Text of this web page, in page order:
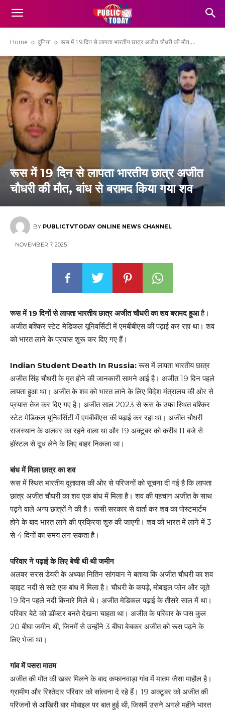
Home दुनिया रूस में 19 दिन से लापता भारतीय छात्र अजीत चौधरी की मौत,...
रूस में 19 दिन से लापता भारतीय छात्र अजीत
चौधरी की मौत, बांध से बरामद किया गया शव
BY PUBLICTVTODAY ONLINE NEWS CHANNEL
NOVEMBER 7, 2025
रूस में 19 दिनों से लापता भारतीय छात्र अजीत चौधरी का शव बरामद हुआहै।
अजीत बश्किर स्टेट मेडिकल यूनिवर्सिटी में एमबीबीएस की पढ़ाई कर रहा था। शव
को भारत लाने के प्रयास शुरू कर दिए गए हैं।
Indian Student Death In Russia:रूस में लापता भारतीय छात्र
अजीत सिंह चौधरी के मृत होने की जानकारी सामने आई है। अजीत 19 दिन पहले
लापता हुआ था। अजीत के शव को भारत लाने के लिए विदेश मंत्रालय की ओर से
प्रयास तेज कर दिए गए है। अजीत साल 2023 से रूस के उफा स्थित बश्किर
स्टेट मेडिकल यूनिवर्सिटी में एमबीबीएस की पढ़ाई कर रहा था। अजीत चौधरी
राजस्थान के अलवर का रहने वाला था और 19 अक्टूबर को करीब 11 बजे से
हॉस्टल से दूध लेने के लिए बाहर निकला था।
बांध में मिला छात्र का शव
रूस में स्थित भारतीय दूतावास की ओर से परिजनों को सूचना दी गई है कि लापता
छात्र अजीत चौधरी का शव एक बांध में मिला है। शव की पहचान अजीत के साथ
पढ़ने वाले अन्य छात्रों ने की है। रूसी सरकार से वार्ता कर शव का पोस्टमार्टम
होने के बाद भारत लाने की प्रक्रिया शुरु की जाएगी। शव को भारत में लाने में 3
से 4 दिनों का समय लग सकता है।
परिवार ने पढ़ाई के लिए बेची थी थी जमीन
अलवर सरस डेयरी के अध्यक्ष नितिन सांगवान ने बताया कि अजीत चौधरी का शव
व्हाइट नदी से सटे एक बांध में मिला है। चौधरी के कपड़े, मोबाइल फोन और जूते
19 दिन पहले नदी किनारे मिले थे। अजीत मेडिकल पढ़ाई के तीसरे साल में था।
परिवार बेटे को डॉक्टर बनते देखना चाहता था। अजीत के परिवार के पास कुल
20 बीघा जमीन थी, जिनमें से उन्होंने 3 बीघा बेचकर अजीत को रूस पढ़ने के
लिए भेजा था।
गांव में पसरा मातम
अजीत की मौत की खबर मिलने के बाद कफानवाड़ा गांव में मातम जैसा माहौल है।
ग्रामीण और रिश्तेदार परिवार को सांत्वना दे रहे हैं। 19 अक्टूबर को अजीत की
परिजनों से आखिरी बार मोबाइल पर बात हुई थी, जिसमें उसने अगले महीने भारत